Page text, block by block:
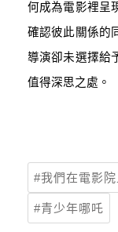
何成為電影裡呈
確認彼此關係的
導演卻未選擇給
值得深思之處。
我們在電影
青少年哪吒